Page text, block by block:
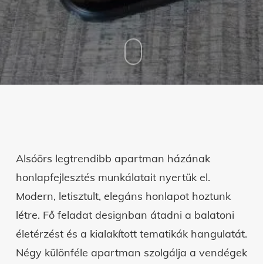
Alsóörs legtrendibb apartman házának
honlapfejlesztés munkálatait nyertük el.
Modern, letisztult, elegáns honlapot hoztunk
létre. Fő feladat designban átadni a balatoni
életérzést és a kialakított tematikák hangulatát.
Négy különféle apartman szolgálja a vendégek